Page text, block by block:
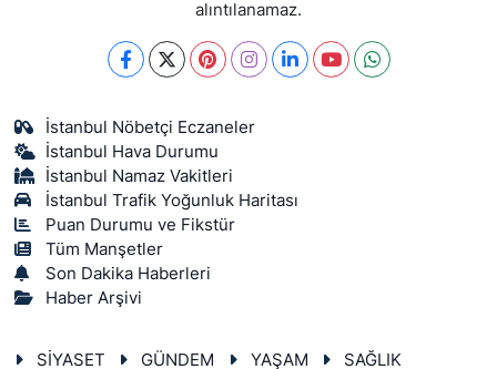
alıntılanamaz.
İstanbul Nöbetçi Eczaneler
İstanbul Hava Durumu
İstanbul Namaz Vakitleri
İstanbul Trafik Yoğunluk Haritası
Puan Durumu ve Fikstür
Tüm Manşetler
Son Dakika Haberleri
Haber Arşivi
SİYASET GÜNDEM YAŞAM SAĞLIK